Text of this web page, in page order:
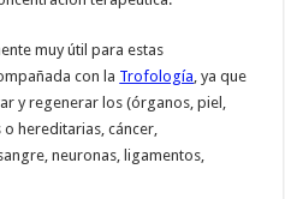
muy útil para estas
con la Trofología, ya que
y regenerar los (órganos, piel,
hereditarias, cáncer,
neuronas, ligamentos,